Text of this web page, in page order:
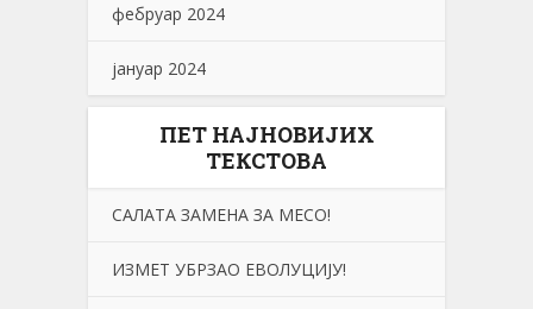
фебруар 2024
јануар 2024
ПЕТ НАЈНОВИЈИХ
ТЕКСТОВА
САЛАТА ЗАМЕНА ЗА МЕСО!
ИЗМЕТ УБРЗАО ЕВОЛУЦИЈУ!